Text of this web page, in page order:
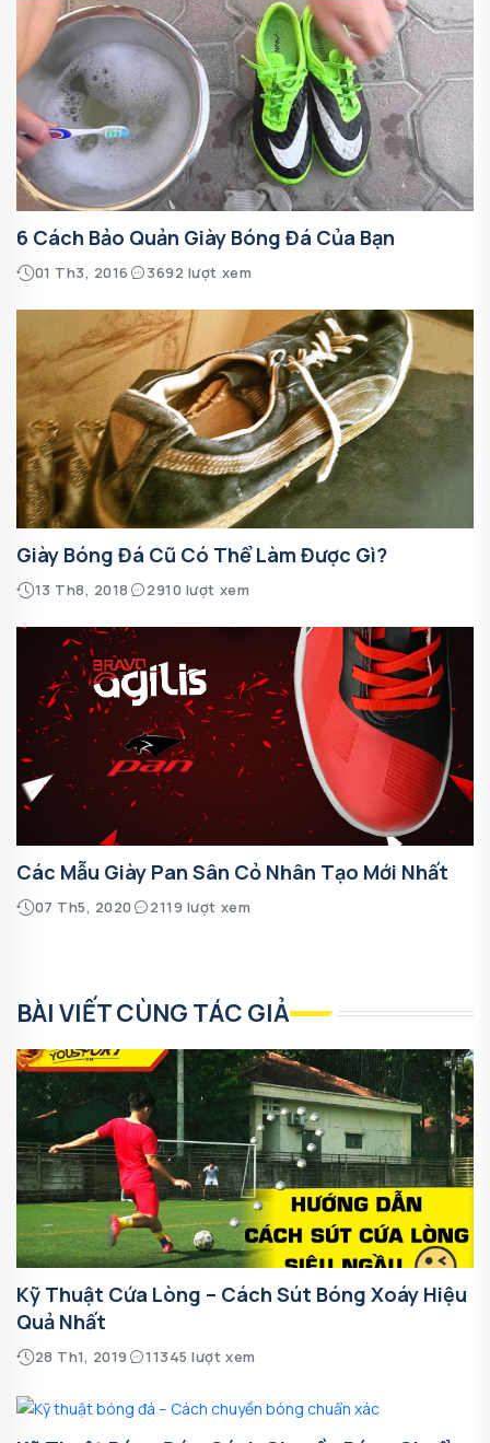
6 Cách Bảo Quản Giày Bóng Đá Của Bạn
01 Th3, 2016 3692 lượt xem
Giày Bóng Đá Cũ Có Thể Làm Được Gì?
13 Th8, 2018 2910 lượt xem
Các Mẫu Giày Pan Sân Cỏ Nhân Tạo Mới Nhất
07 Th5, 2020 2119 lượt xem
BÀI VIẾT CÙNG TÁC GIẢ
Kỹ Thuật Cứa Lòng – Cách Sút Bóng Xoáy Hiệu
Quả Nhất
28 Th1, 2019 11345 lượt xem